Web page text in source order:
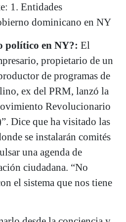
1. Entidades
dominicano en NY
político en NY?: El
propietario de un
de programas de
ex del PRM, lanzó la
Revolucionario
Dice que ha visitado las
se instalarán comités
una agenda de
ciudadana. “No
el sistema que nos tiene